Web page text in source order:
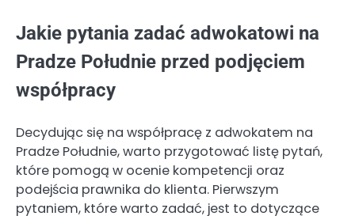
Jakie pytania zadać adwokatowi na
Pradze Południe przed podjęciem
współpracy
Decydując się na współpracę z adwokatem na
Pradze Południe, warto przygotować listę pytań,
które pomogą w ocenie kompetencji oraz
podejścia prawnika do klienta. Pierwszym
pytaniem, które warto zadać, jest to dotyczące